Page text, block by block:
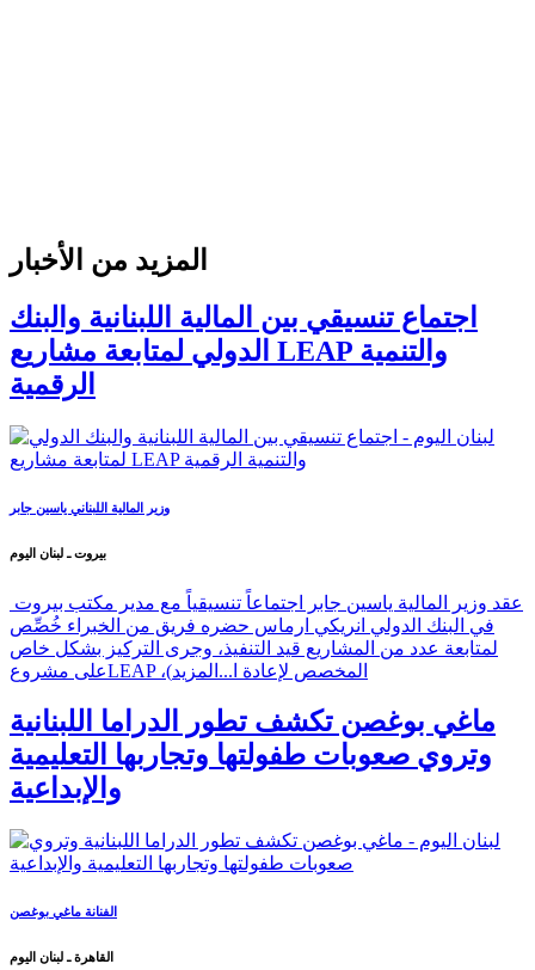
المزيد من الأخبار
اجتماع تنسيقي بين المالية اللبنانية والبنك
الدولي لمتابعة مشاريع LEAP والتنمية
الرقمية
وزير المالية اللبناني ياسين جابر
بيروت ـ لبنان اليوم
في البنك الدولي انريكي ارماس حضره فريق من الخبراء خُصِّص
لمتابعة عدد من المشاريع قيد التنفيذ، وجرى التركيز بشكل خاص
على مشروعLEAP ،(المخصص لإعادة ا... المزيد
ماغي بوغصن تكشف تطور الدراما اللبنانية
وتروي صعوبات طفولتها وتجاربها التعليمية
والإبداعية
الفنانة ماغي بوغصن
القاهرة ـ لبنان اليوم